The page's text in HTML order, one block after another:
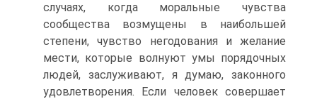
случаях, когда моральные чувства
сообщества возмущены в наибольшей
степени, чувство негодования и желание
мести, которые волнуют умы порядочных
людей, заслуживают, я думаю, законного
удовлетворения. Если человек совершает